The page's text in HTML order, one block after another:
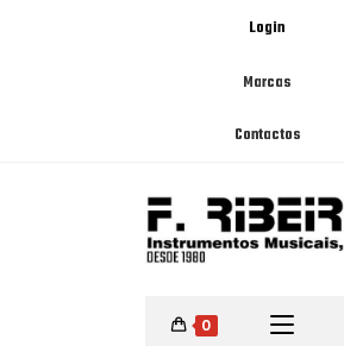
Login
Marcas
Contactos
0